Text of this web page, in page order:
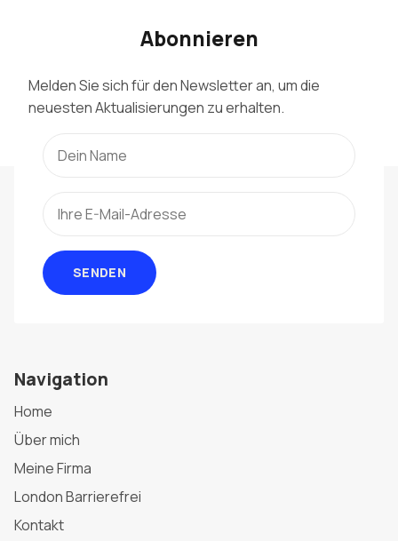
Abonnieren
Melden Sie sich für den Newsletter an, um die
neuesten Aktualisierungen zu erhalten.
SENDEN
Navigation
Home
Über mich
Meine Firma
London Barrierefrei
Kontakt